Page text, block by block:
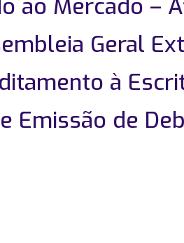
ao Mercado –
Geral
à
Emissão de